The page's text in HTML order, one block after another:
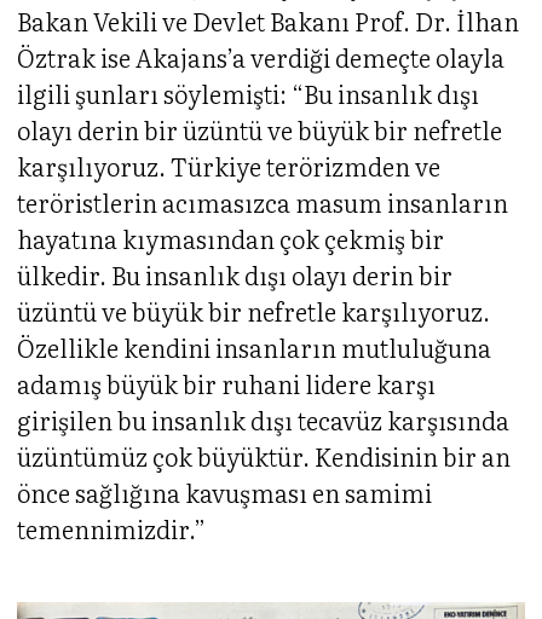
Bakan Vekili ve Devlet Bakanı Prof. Dr. İlhan
Öztrak ise Akajans’a verdiği demeçte olayla
ilgili şunları söylemişti: “Bu insanlık dışı
olayı derin bir üzüntü ve büyük bir nefretle
karşılıyoruz. Türkiye terörizmden ve
teröristlerin acımasızca masum insanların
hayatına kıymasından çok çekmiş bir
ülkedir. Bu insanlık dışı olayı derin bir
üzüntü ve büyük bir nefretle karşılıyoruz.
Özellikle kendini insanların mutluluğuna
adamış büyük bir ruhani lidere karşı
girişilen bu insanlık dışı tecavüz karşısında
üzüntümüz çok büyüktür. Kendisinin bir an
önce sağlığına kavuşması en samimi
temennimizdir.”